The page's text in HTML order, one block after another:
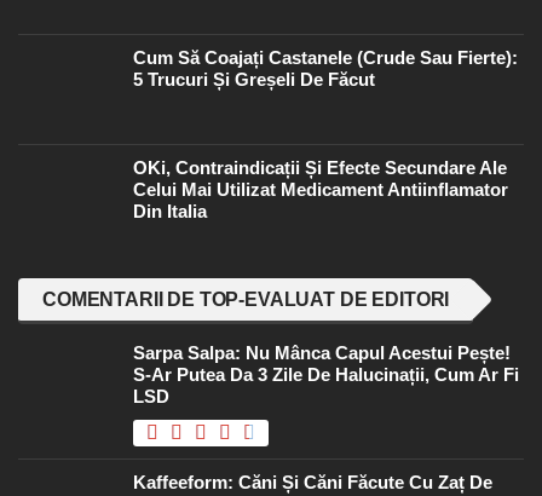
Cum Să Coajați Castanele (crude Sau Fierte):
5 Trucuri Și Greșeli De Făcut
OKi, Contraindicații Și Efecte Secundare Ale
Celui Mai Utilizat Medicament Antiinflamator
Din Italia
COMENTARII DE TOP-EVALUAT DE EDITORI
Sarpa Salpa: Nu Mânca Capul Acestui Pește!
S-Ar Putea Da 3 Zile De Halucinații, Cum Ar Fi
LSD
Kaffeeform: Căni Și Căni Făcute Cu Zaț De